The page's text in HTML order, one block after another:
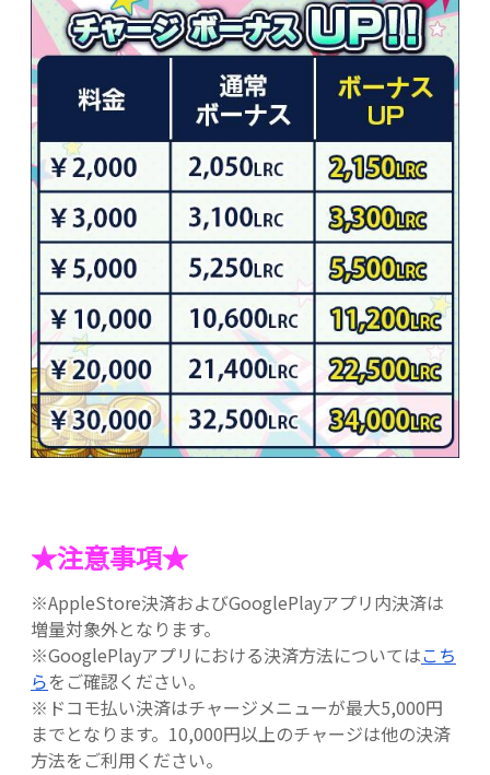
★注意事項★
※AppleStore決済およびGooglePlayアプリ内決済は
増量対象外となります。
※GooglePlayアプリにおける決済方法についてはこち
らをご確認ください。
※ドコモ払い決済はチャージメニューが最大5,000円
までとなります。10,000円以上のチャージは他の決済
方法をご利用ください。